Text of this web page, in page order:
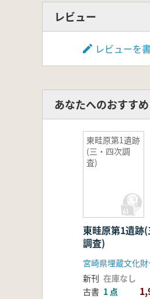
レビュー
レビューを
あなたへのおすすめ
東畦原第1遺跡
(三・四次調
査)
東畦原第1遺跡
調査)
宮崎県埋蔵文化
新刊 在庫なし
古書 1 点